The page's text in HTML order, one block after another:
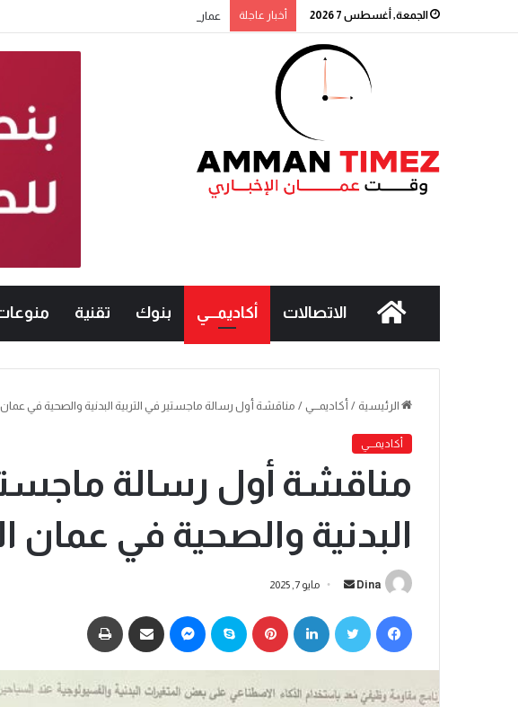
الجمعة, أغسطس 7 2026 أخبار عاجلة عمان الاهلية بطلة الجامعات الأردنية في
الاتصالات أكاديمـــي بنوك تقنية
الرئيسية / أكاديمـــي / مناقشة أول رسالة ماجستير في التربية البدنية والصحية في عمان
أكاديمـــي
مناقشة أول رسالة
البدنية والصحية في عمان
Dina مايو 7, 2025